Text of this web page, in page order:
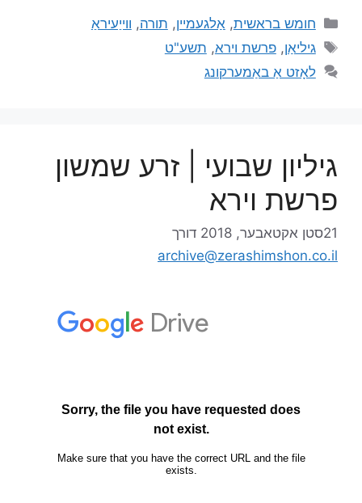
חומש בראשית, אַלגעמיין, תורה, ווייַעיראַ
גיליאַן,פרשת וירא, תשע"ט
לאָזט אַ באַמערקונג
גיליון שבועי | זרע שמשון
פרשת וירא
21סטן אקטאבער, 2018
דורך
archive@zerashimshon.co.il